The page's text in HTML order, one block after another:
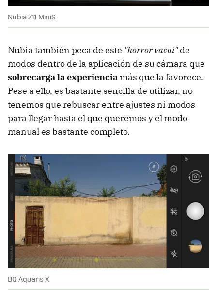
Nubia Z11 MiniS
Nubia también peca de este "horror vacui"de
modos dentro de la aplicación de su cámara que
sobrecarga la experiencia más que la favorece.
Pese a ello, es bastante sencilla de utilizar, no
tenemos que rebuscar entre ajustes ni modos
para llegar hasta el que queremos y el modo
manual es bastante completo.
BQ Aquaris X